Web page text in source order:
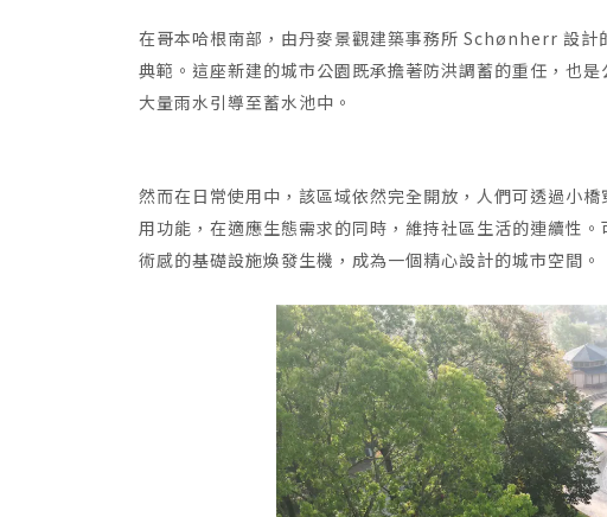
在哥本哈根南部，由丹麥景觀建築事務所 Schønherr 設
典範。這座新建的城市公園既承擔著防洪調蓄的重任，也
大量雨水引導至蓄水池中。
然而在日常使用中，該區域依然完全開放，人們可透過小
用功能，在適應生態需求的同時，維持社區生活的連續性
術感的基礎設施煥發生機，成為一個精心設計的城市空間。